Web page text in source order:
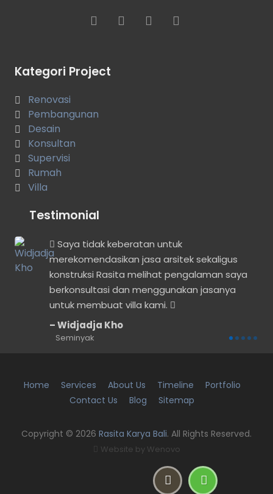
Kategori Project
Renovasi
Pembangunan
Desain
Konsultan
Supervisi
Rumah
Villa
Testimonial
Saya tidak keberatan untuk
merekomendasikan jasa arsitek sekaligus
konstruksi Rasita melihat pengalaman saya
berkonsultasi dan menggunakan jasanya
untuk membuat villa kami.
Widjadja Kho
Seminyak
Home Services About Us Timeline
Portfolio
Contact Us
Blog Sitemap
Copyright © 2026 Rasita Karya Bali. All Rights Reserved.
Website by Wenovo